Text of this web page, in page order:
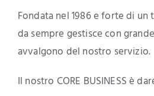
Fondata nel 1986 e forte di
da sempre gestisce con
avvalgono del nostro servizio.
Il nostro CORE BUSINESS è